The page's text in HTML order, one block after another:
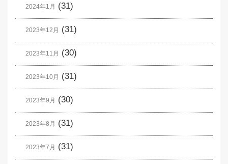
2024年1月 (31)
2023年12月 (31)
2023年11月 (30)
2023年10月 (31)
2023年9月 (30)
2023年8月 (31)
2023年7月 (31)